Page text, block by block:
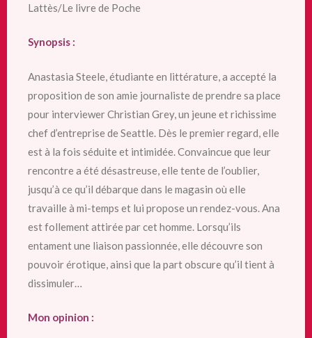
Lattès/Le livre de Poche
Synopsis :
Anastasia Steele, étudiante en littérature, a accepté la
proposition de son amie journaliste de prendre sa place
pour interviewer Christian Grey, un jeune et richissime
chef d’entreprise de Seattle. Dès le premier regard, elle
est à la fois séduite et intimidée. Convaincue que leur
rencontre a été désastreuse, elle tente de l’oublier,
jusqu’à ce qu’il débarque dans le magasin où elle
travaille à mi-temps et lui propose un rendez-vous. Ana
est follement attirée par cet homme. Lorsqu’ils
entament une liaison passionnée, elle découvre son
pouvoir érotique, ainsi que la part obscure qu’il tient à
dissimuler…
Mon opinion :